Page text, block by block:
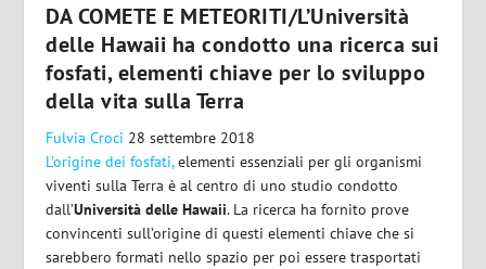
DA COMETE E METEORITI/L’Università
delle Hawaii ha condotto una ricerca sui
fosfati, elementi chiave per lo sviluppo
della vita sulla Terra
Fulvia Croci 28 settembre 2018
L’origine dei fosfati,elementi essenziali per gli organismi
viventi sulla Terra è al centro di uno studio condotto
dall’Università delle Hawaii. La ricerca ha fornito prove
convincenti sull’origine di questi elementi chiave che si
sarebbero formati nello spazio per poi essere trasportati